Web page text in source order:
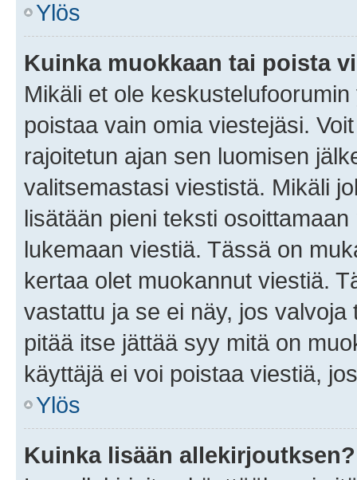
Ylös
Kuinka muokkaan tai poista
Mikäli et ole
poistaa vain omia viestejäsi.
rajoitetun ajan sen luomisen
valitsemastasi viestistä. Mikäli
lisätään pieni teksti
lukemaan viestiä. Tässä on
kertaa olet muokannut viestiä.
vastattu ja se ei näy, jos
pitää itse jättää syy mitä on
käyttäjä ei voi poistaa viestiä,
Ylös
Kuinka lisään allekirjoutksen?